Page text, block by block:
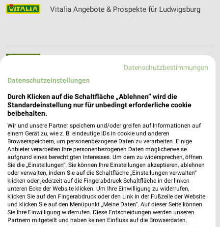
Vitalia Angebote & Prospekte für Ludwigsburg
Volksversand Versandapotheke Prospekte und
Vorwerk Angebote im aktuellen Prospekt für
Heilbronn
VR-Bank Neckar-Enz Filialen & Öffnungszeiten
für Bönnigheim
Datenschutzbestimmungen
Datenschutzeinstellungen
Durch Klicken auf die Schaltfläche „Ablehnen“ wird die
Standardeinstellung nur für unbedingt erforderliche cookie
beibehalten.
Wir und unsere Partner speichern und/oder greifen auf Informationen auf
einem Gerät zu, wie z. B. eindeutige IDs in cookie und anderen
Browserspeichern, um personenbezogene Daten zu verarbeiten. Einige
Anbieter verarbeiten Ihre personenbezogenen Daten möglicherweise
aufgrund eines berechtigten Interesses. Um dem zu widersprechen, öffnen
Sie die „Einstellungen“. Sie können Ihre Einstellungen akzeptieren, ablehnen
oder verwalten, indem Sie auf die Schaltfläche „Einstellungen verwalten“
klicken oder jederzeit auf die Fingerabdruck-Schaltfläche in der linken
unteren Ecke der Website klicken. Um Ihre Einwilligung zu widerrufen,
klicken Sie auf den Fingerabdruck oder den Link in der Fußzeile der Website
und klicken Sie auf den Menüpunkt „Meine Daten“. Auf dieser Seite können
Sie Ihre Einwilligung widerrufen. Diese Entscheidungen werden unseren
Partnern mitgeteilt und haben keinen Einfluss auf die Browserdaten.